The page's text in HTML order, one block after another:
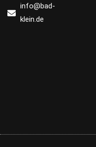
info@bad-
klein.de